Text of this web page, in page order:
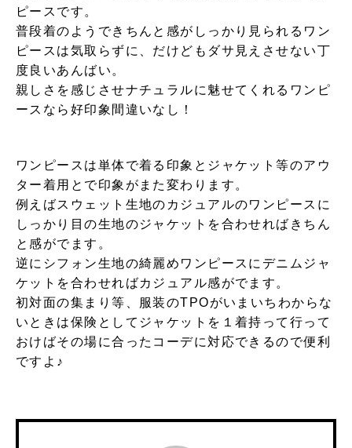
ピースです。
普段着のようできちんと感がしっかり見られるワン
ピースは気取らずに、だけどもダサ見えさせない丁
度良いあんばい。
親しさを感じさせナチュラルに魅せてくれるワンピ
ースなら好印象間違いなし！
ワンピースは単体で着る印象とジャケット等のアウ
ター着用とで印象がまた変わります。
例えばスウェット生地のカジュアルのワンピースに
しっかり目の生地のジャケットを合わせればきちん
と感がでます。
逆にシフォン生地の綺麗めワンピースにデニムジャ
ケットを合わせればカジュアル感がでます。
初対面の集まり等、服装のTPOがいまいちわからな
いときは保険としてジャケットを１着持って行って
おけばその場に合ったコーデに対応できるので便利
ですよ♪